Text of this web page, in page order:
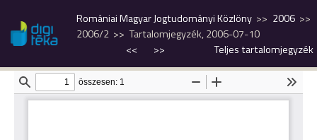
Romániai Magyar Jogtudományi Közlöny
2006
2006/2
Tartalomjegyzék, 2006-07-10
<<
>> Teljes tartalomjegyzék